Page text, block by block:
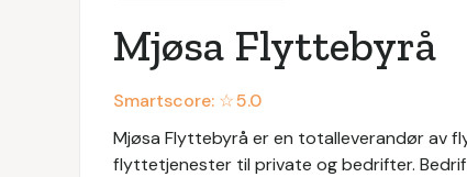
Mjøsa Flyttebyrå
Smartscore: ☆5.0
Mjøsa Flyttebyrå er en totalleverandør av
flyttetjenester til private og bedrifter.